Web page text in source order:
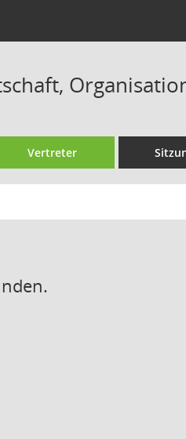
Vertreter